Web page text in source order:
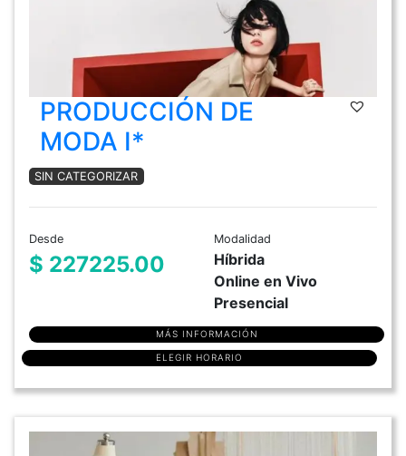
PRODUCCIÓN DE
MODA I*
SIN CATEGORIZAR
Desde
$ 227225.00
Modalidad
Híbrida
Online en Vivo
Presencial
MÁS INFORMACIÓN
ELEGIR HORARIO